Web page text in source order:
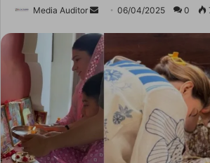
Media Auditor
Send
email
06/04/2025 0